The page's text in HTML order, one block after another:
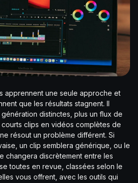
apprennent une seule approche et
que les résultats stagnent. Il
distinctes, plus un flux de
clips en vidéos complètes de
résout un problème différent. Si
un clip semblera générique, ou le
changera discrètement entre les
toutes en revue, classées selon le
vous offrent, avec les outils qui